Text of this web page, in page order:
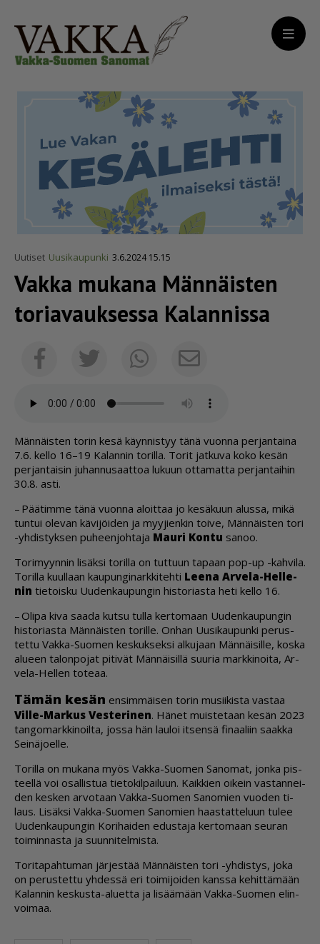
Uutiset Uusikaupunki 3.6.2024 15.15
Vakka mukana Männäisten
toriavauksessa Kalannissa
FacebookTwitterWhatsappSähköposti
Män­näis­ten to­rin kesä käyn­nis­tyy tänä vuon­na per­jan­tai­na
7.6. kel­lo 16–19 Ka­lan­nin to­ril­la. To­rit jat­ku­va koko ke­sän
per­jan­tai­sin ju­han­nu­saat­toa lu­kuun ot­ta­mat­ta per­jan­tai­hin
30.8. as­ti.
– Pää­tim­me tänä vuon­na aloit­taa jo ke­sä­kuun alus­sa, mikä
tun­tui ole­van kä­vi­jöi­den ja myy­jien­kin toi­ve, Män­näis­ten tori
-yh­dis­tyk­sen pu­heen­joh­ta­ja Mau­ri Kon­tu sa­noo.
To­ri­myyn­nin li­säk­si to­ril­la on tut­tuun ta­paan pop-up -kah­vi­la.
To­ril­la kuul­laan kau­pun­gi­nark­ki­teh­ti Lee­na Ar­ve­la-Hel­le­
nin tie­tois­ku Uu­den­kau­pun­gin his­to­ri­as­ta heti kel­lo 16.
– Oli­pa kiva saa­da kut­su tul­la ker­to­maan Uu­den­kau­pun­gin
his­to­ri­as­ta Män­näis­ten to­ril­le. On­han Uu­si­kau­pun­ki pe­rus­
tet­tu Vak­ka-Suo­men kes­kuk­sek­si al­ku­jaan Män­näi­sil­le, kos­ka
alu­een ta­lon­po­jat pi­ti­vät Män­näi­sil­lä suu­ria mark­ki­noi­ta, Ar­
ve­la-Hel­len to­te­aa.
Tä­män ke­sän en­sim­mäi­sen to­rin mu­sii­kis­ta vas­taa
Vil­le-Mar­kus Ves­te­ri­nen. Hä­net muis­te­taan ke­sän 2023
tan­go­mark­ki­noil­ta, jos­sa hän lau­loi it­sen­sä fi­naa­liin saak­ka
Sei­nä­jo­el­le.
To­ril­la on mu­ka­na myös Vak­ka-Suo­men Sa­no­mat, jon­ka pis­
teel­lä voi osal­lis­tua tie­to­kil­pai­luun. Kaik­kien oi­kein vas­tan­nei­
den kes­ken ar­vo­taan Vak­ka-Suo­men Sa­no­mien vuo­den ti­
laus. Li­säk­si Vak­ka-Suo­men Sa­no­mien haas­tat­te­luun tu­lee
Uu­den­kau­pun­gin Ko­ri­hai­den edus­ta­ja ker­to­maan seu­ran
toi­min­nas­ta ja suun­ni­tel­mis­ta.
To­ri­ta­pah­tu­man jär­jes­tää Män­näis­ten tori -yh­dis­tys, joka
on pe­rus­tet­tu yh­des­sä eri toi­mi­joi­den kans­sa ke­hit­tä­mään
Ka­lan­nin kes­kus­ta-alu­et­ta ja li­sää­mään Vak­ka-Suo­men elin­
voi­maa.